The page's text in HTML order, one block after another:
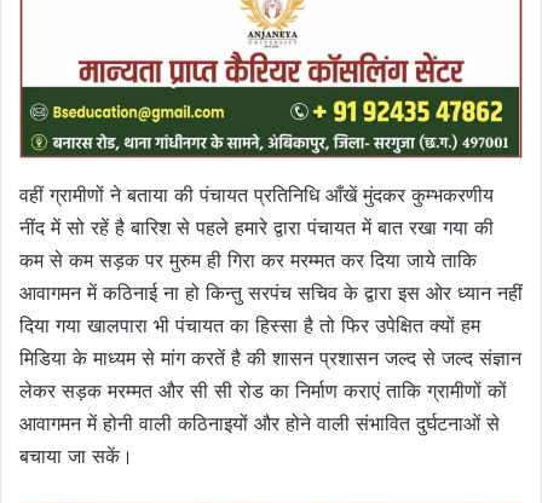
वहीं ग्रामीणों ने बताया की पंचायत प्रतिनिधि आँखें मुंदकर कुम्भकरणीय
नींद में सो रहें है बारिश से पहले हमारे द्वारा पंचायत में बात रखा गया की
कम से कम सड़क पर मुरुम ही गिरा कर मरम्मत कर दिया जाये ताकि
आवागमन में कठिनाई ना हो किन्तु सरपंच सचिव के द्वारा इस ओर ध्यान नहीं
दिया गया खालपारा भी पंचायत का हिस्सा है तो फिर उपेक्षित क्यों हम
मिडिया के माध्यम से मांग करतें है की शासन प्रशासन जल्द से जल्द संज्ञान
लेकर सड़क मरम्मत और सी सी रोड का निर्माण कराएं ताकि ग्रामीणों कों
आवागमन में होनी वाली कठिनाइयों और होने वाली संभावित दुर्घटनाओं से
बचाया जा सकें।